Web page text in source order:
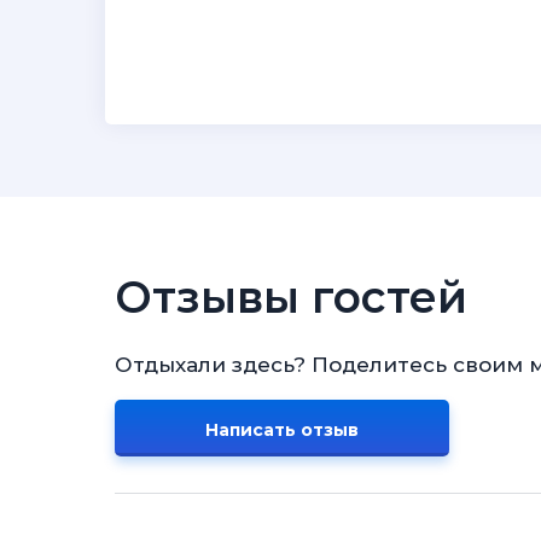
Отзывы гостей
Отдыхали здесь? Поделитесь своим
Написать отзыв